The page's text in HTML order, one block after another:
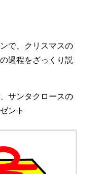
で、クリスマスの
過程をざっくり説
サンタクロースの
ント